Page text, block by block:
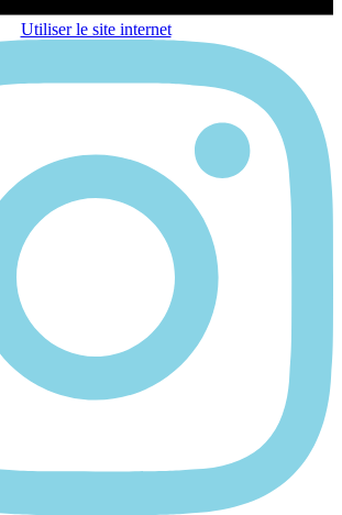
Utiliser le site internet